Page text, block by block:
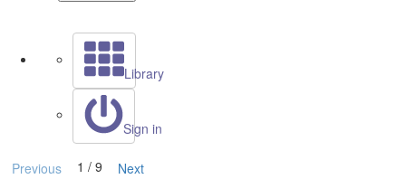
Library
Sign in
Previous 1 / 9
Next